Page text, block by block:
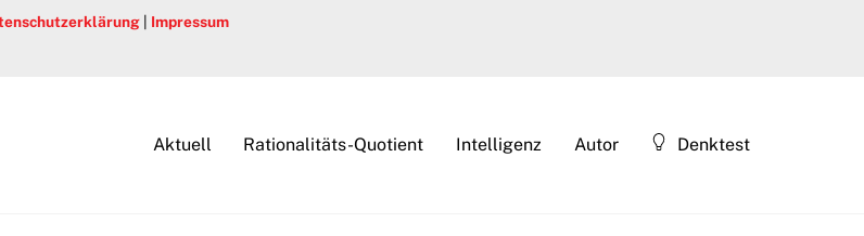
Impressum
Aktuell Rationalitäts-Quotient Intelligenz Autor Denktest